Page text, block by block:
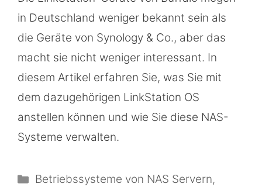
in Deutschland weniger bekannt sein als
die Geräte von Synology & Co., aber das
macht sie nicht weniger interessant. In
diesem Artikel erfahren Sie, was Sie mit
dem dazugehörigen LinkStation OS
anstellen können und wie Sie diese NAS-
Systeme verwalten.
Kategorien
Betriebssysteme von NAS Servern,